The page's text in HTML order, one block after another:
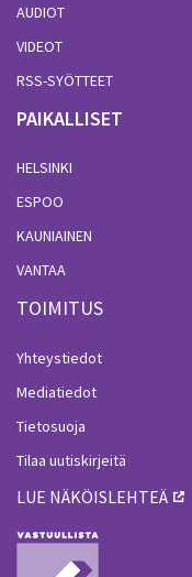
AUDIOT
VIDEOT
RSS-SYÖTTEET
PAIKALLISET
HELSINKI
ESPOO
KAUNIAINEN
VANTAA
TOIMITUS
Yhteystiedot
Mediatiedot
Tietosuoja
Tilaa uutiskirjeitä
LUE NÄKÖISLEHTEÄ